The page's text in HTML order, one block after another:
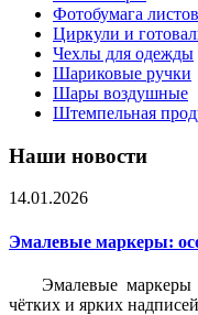
Фотобумага
Циркули и
Чехлы для одежды
Шариковые ручки
Шары воздушные
Штемпельная
Наши новости
14.01.2026
Эмалевые маркеры:
Эмалевые
чётких и ярких